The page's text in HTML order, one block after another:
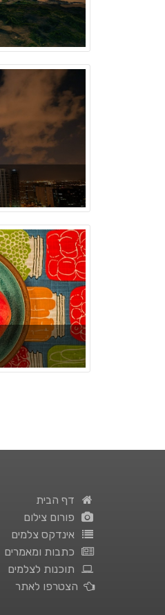
דף הבית
פורום צילום
אינדקס צלמים
כתבות ומאמרים
תוכנות לצלמים
הצטרפו לאתר